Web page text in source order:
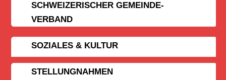
SCHWEIZERISCHER GEMEINDE­
VERBAND
SOZIALES & KULTUR
STELLUNGNAHMEN